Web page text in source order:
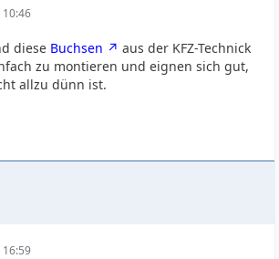
diese Buchsen
aus der KFZ-Technick
zu montieren und eignen sich gut,
allzu dünn ist.